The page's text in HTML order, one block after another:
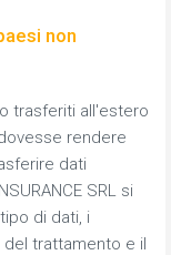
non
trasferiti all'estero
rendere
dati
SRL si
di dati, i
trattamento e il